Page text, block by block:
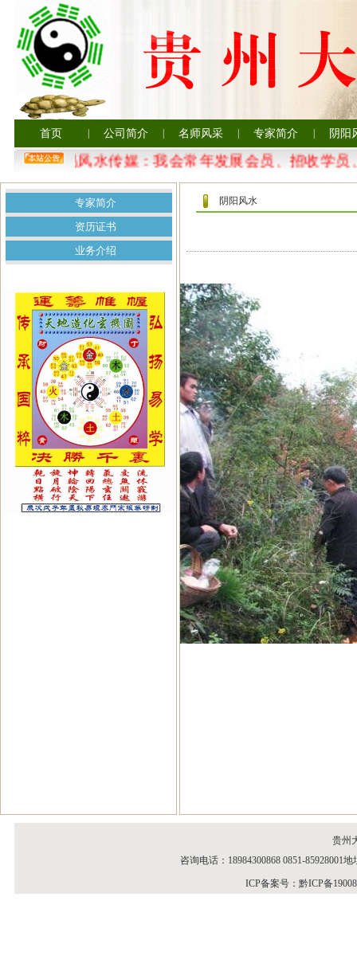
首页 公司简介 名师风采 专家简介 阴阳
贵州大易风水传媒：我会常年发展会员、招收学
专家简介
资历证书
业务介绍
阴阳风水
贵州
咨询电话：18984300868 0851-85928001
ICP备案号： 黔ICP备